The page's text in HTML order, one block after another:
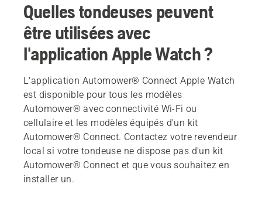
Quelles tondeuses peuvent
être utilisées avec
l'application Apple Watch ?
L'application Automower® Connect Apple Watch
est disponible pour tous les modèles
Automower® avec connectivité Wi-Fi ou
cellulaire et les modèles équipés d'un kit
Automower® Connect. Contactez votre revendeur
local si votre tondeuse ne dispose pas d'un kit
Automower® Connect et que vous souhaitez en
installer un.